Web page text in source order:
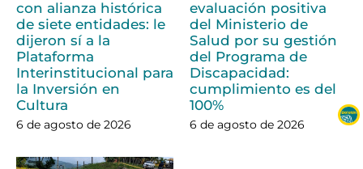
con alianza histórica
de siete entidades: le
dijeron sí a la
Plataforma
Interinstitucional para
la Inversión en
Cultura
6 de agosto de 2026
evaluación positiva
del Ministerio de
Salud por su gestión
del Programa de
Discapacidad:
cumplimiento es del
100%
6 de agosto de 2026